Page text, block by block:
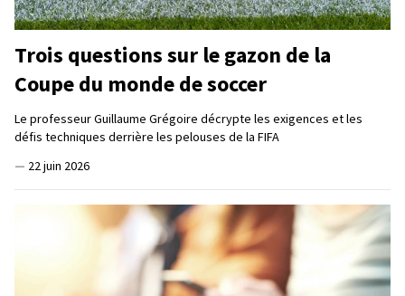
Trois questions sur le gazon de la
Coupe du monde de soccer
Le professeur Guillaume Grégoire décrypte les exigences et les
défis techniques derrière les pelouses de la FIFA
— 22 juin 2026